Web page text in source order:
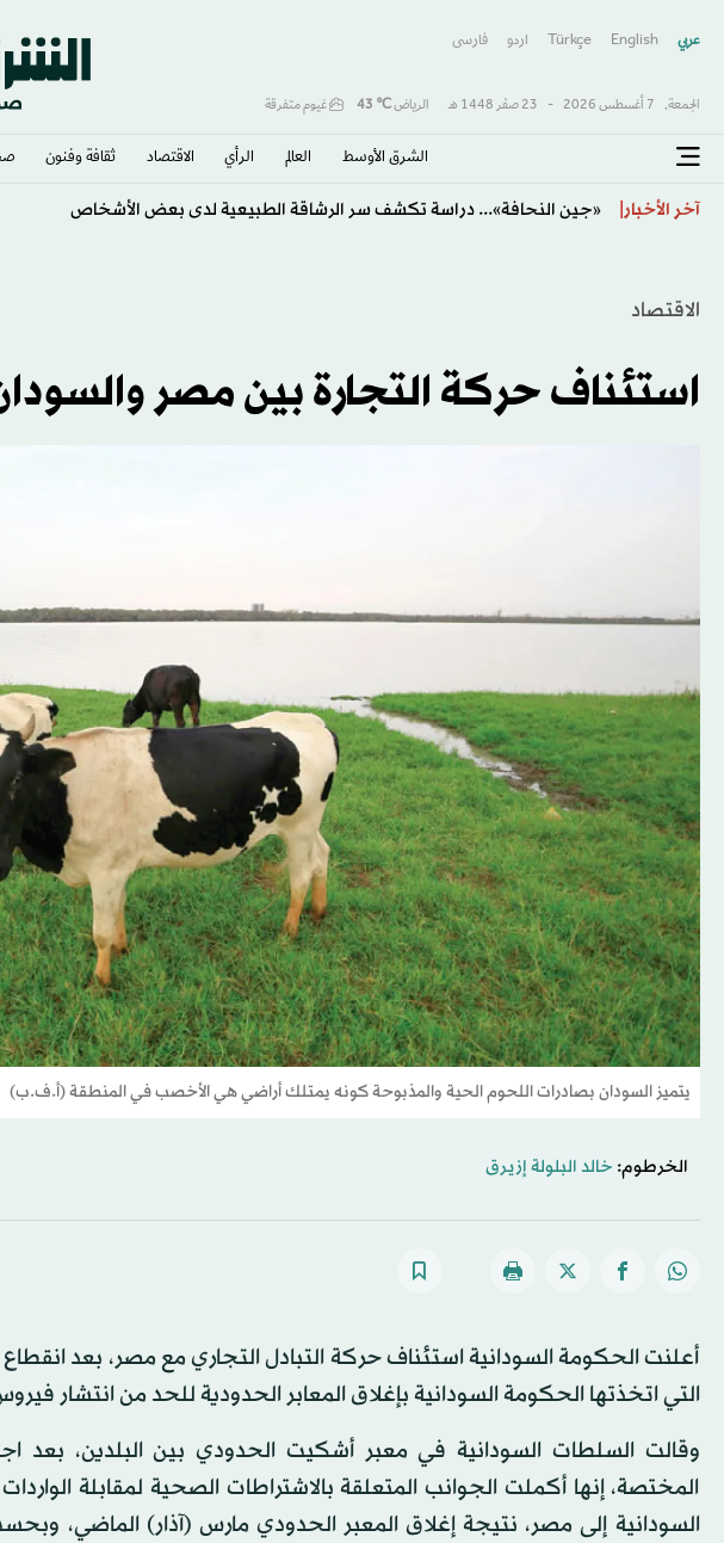
عربي English
Türkçe اردو فارسى
الجمعة, 7 أغسطس 2026 - 23 صفَر 1448 هـ الرياض℃
43 غيوم متفرقة
الشرق الأوسط​ العالم الرأي الاقتصاد ثقافة وفنون
آخر الأخبار
الاقتصاد
استئناف حركة التجارة بين مصر
يتميز السودان بصادرات اللحوم الحية والمذبوحة كونه يمتلك أراضي هي الأخصب في المنطقة (أ.ف.ب)
الخرطوم: خالد البلولة إزيرق
أعلنت الحكومة السودانية استئناف حركة التبادل التجاري مع مصر، بعد انقطاع
التي اتخذتها الحكومة السودانية بإغلاق المعابر الحدودية للحد من انتشار
وقالت السلطات السودانية في معبر أشكيت الحدودي بين البلدين،
المختصة، إنها أكملت الجوانب المتعلقة بالاشتراطات الصحية لمقابلة